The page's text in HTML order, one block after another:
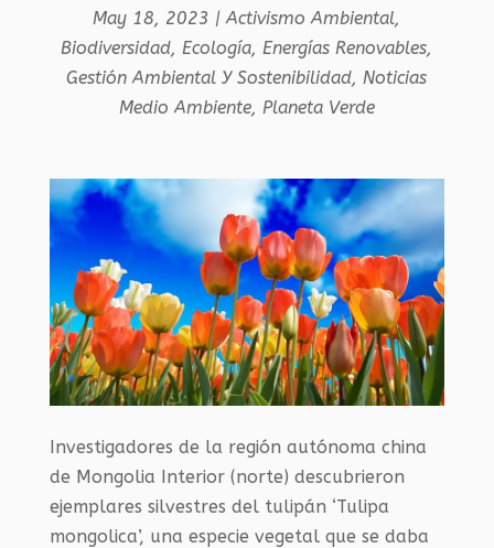
May 18, 2023 |Activismo Ambiental,
Biodiversidad,Ecología,Energías Renovables,
Gestión Ambiental Y Sostenibilidad,Noticias
Medio Ambiente, Planeta Verde
Investigadores de la región autónoma china
de Mongolia Interior (norte) descubrieron
ejemplares silvestres del tulipán ‘Tulipa
mongolica’, una especie vegetal que se daba